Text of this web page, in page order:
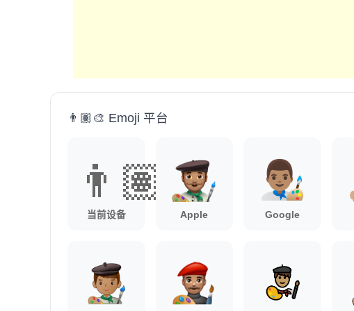
👨🏽‍🎨 Emoji 平台
👨🏽‍🎨
当前设备 Apple Google